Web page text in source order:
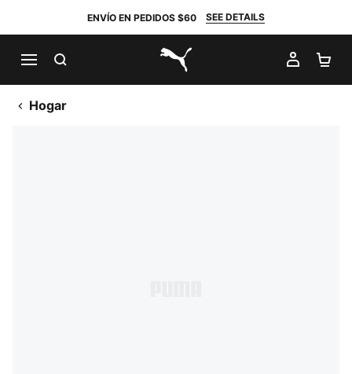
ENVÍO EN PEDIDOS $60 SEE DETAILS
PUMA.com
MI
Hogar